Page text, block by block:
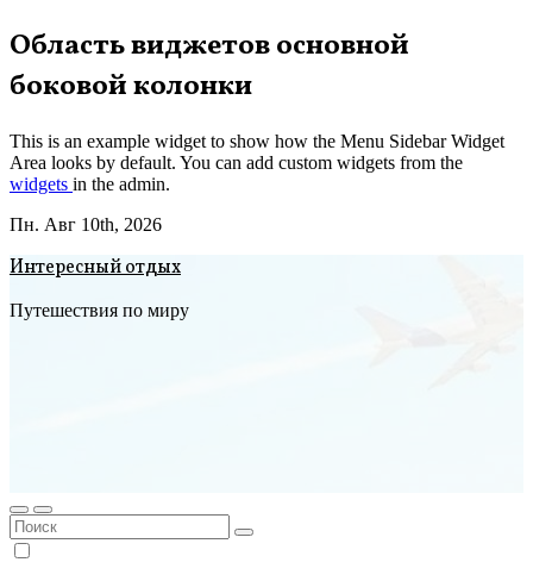
Перейти
к
содержимому
Область виджетов основной
боковой колонки
This is an example widget to show how the Menu Sidebar Widget
Area looks by default. You can add custom widgets from the
widgets in the admin.
Пн. Авг 10th, 2026
Интересный отдых
Путешествия по миру